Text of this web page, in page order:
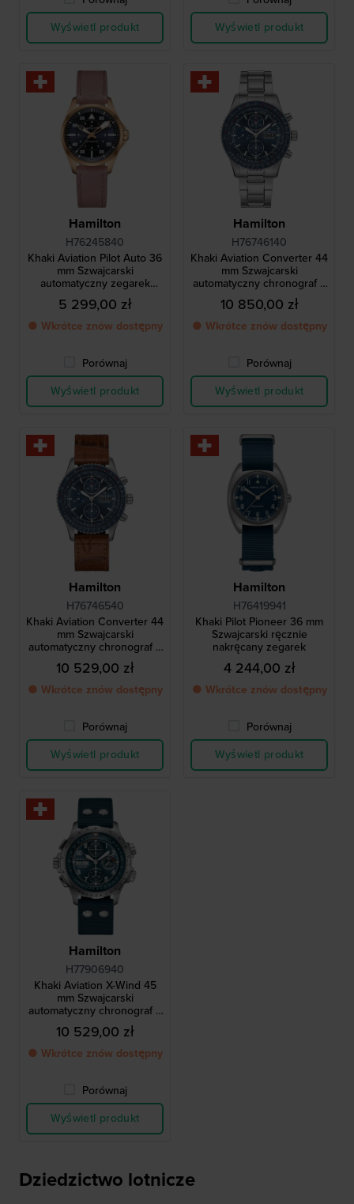
Wyświetl produkt
Wyświetl produkt
Hamilton
H76245840
Khaki Aviation Pilot Auto 36
mm Szwajcarski
automatyczny zegarek
lotniczy
5 299,00 zł
● Wkrótce znów dostępny
Porównaj
Wyświetl produkt
Hamilton
H76746140
Khaki Aviation Converter 44
mm Szwajcarski
automatyczny chronograf z
suwakiem
10 850,00 zł
● Wkrótce znów dostępny
Porównaj
Wyświetl produkt
Hamilton
H76746540
Khaki Aviation Converter 44
mm Szwajcarski
automatyczny chronograf z
suwakiem logarytmicznym
10 529,00 zł
● Wkrótce znów dostępny
Porównaj
Wyświetl produkt
Hamilton
H76419941
Khaki Pilot Pioneer 36 mm
Szwajcarski ręcznie
nakręcany zegarek
4 244,00 zł
● Wkrótce znów dostępny
Porównaj
Wyświetl produkt
Hamilton
H77906940
Khaki Aviation X-Wind 45
mm Szwajcarski
automatyczny chronograf z
kalkulatorem kąta dryftu
10 529,00 zł
● Wkrótce znów dostępny
Porównaj
Wyświetl produkt
Dziedzictwo lotnicze